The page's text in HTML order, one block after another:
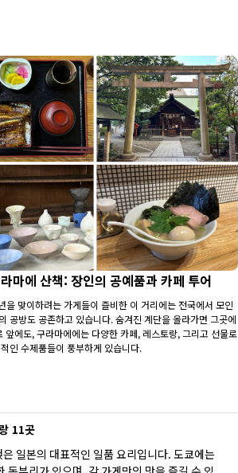
마에 산책: 장인의 공예품과 카페 투어
을 맞이하려는 가게들이 즐비한 이 거리에는 전국에서 모인
공방도 공존하고 있습니다. 숨겨진 계단을 올라가면 그곳에
앞에도, 구라마에에는 다양한 카페, 레스토랑, 그리고 선물로
인 수제품들이 풍부하게 있습니다.
11곳
일본의 대표적인 일품 요리입니다. 도쿄에는